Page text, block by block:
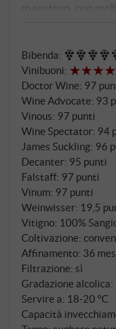
maestoso, con
tabacco ed erbe
Queste sfumature
aromi speziati di
fini e a una
Bibenda:
Vinibuoni:
Doctor Wine: 97
Wine Advocate: 93
Vinous: 97 punti
Wine Spectator: 94
James Suckling: 96
Decanter: 95 punti
Falstaff: 97 punti
Vinum: 97 punti
Weinwisser: 19,5
Vitigno: 100%
Coltivazione:
Affinamento: 36
Filtrazione: sì
Gradazione alcolica:
Servire a: 18‑20 °C
Capacità